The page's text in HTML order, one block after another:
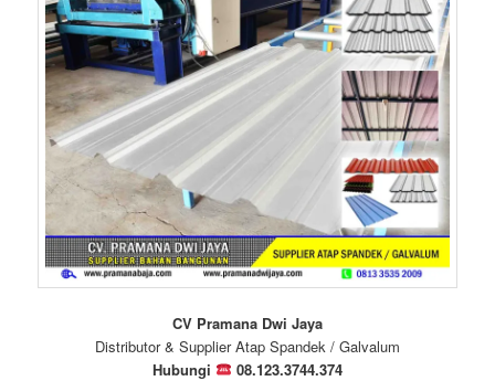
CV Pramana Dwi Jaya
Distributor & Supplier Atap Spandek / Galvalum
Hubungi
08.123.3744.374